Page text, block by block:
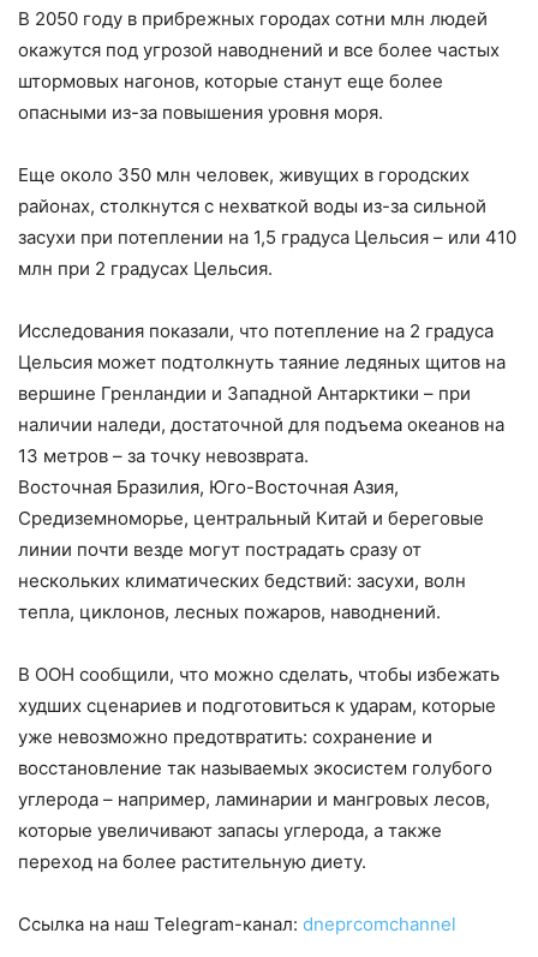
В 2050 году в прибрежных городах сотни млн людей
окажутся под угрозой наводнений и все более частых
штормовых нагонов, которые станут еще более
опасными из-за повышения уровня моря.
Еще около 350 млн человек, живущих в городских
районах, столкнутся с нехваткой воды из-за сильной
засухи при потеплении на 1,5 градуса Цельсия – или 410
млн при 2 градусах Цельсия.
Исследования показали, что потепление на 2 градуса
Цельсия может подтолкнуть таяние ледяных щитов на
вершине Гренландии и Западной Антарктики – при
наличии наледи, достаточной для подъема океанов на
13 метров – за точку невозврата.
Восточная Бразилия, Юго-Восточная Азия,
Средиземноморье, центральный Китай и береговые
линии почти везде могут пострадать сразу от
нескольких климатических бедствий: засухи, волн
тепла, циклонов, лесных пожаров, наводнений.
В ООН сообщили, что можно сделать, чтобы избежать
худших сценариев и подготовиться к ударам, которые
уже невозможно предотвратить: сохранение и
восстановление так называемых экосистем голубого
углерода – например, ламинарии и мангровых лесов,
которые увеличивают запасы углерода, а также
переход на более растительную диету.
Ссылка на наш Telegram-канал: dneprcomchannel